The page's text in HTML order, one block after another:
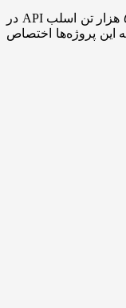
رکود بازار فرصت خوبی برای تمرکز بر تولید محصولات ویژه فراهم کرد. همکاران ما در حال حاضر تولید اسلب API مورد نیاز پروژه‌های نفت و گاز را آغاز کرده‌اند و ظرفیت تولید ۵۰۰ هزار تن اسلب API در
این پروژه‌ها اختصاص